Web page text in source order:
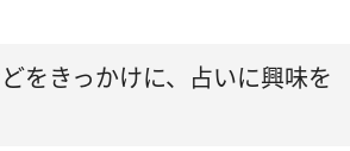
をきっかけに、占いに興味を